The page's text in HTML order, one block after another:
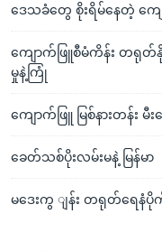
ဒေသခံတွေ စိုးရိမ်နေတဲ့ ကျ
ကျောက်ဖြူစီမံကိန်း တ
မှုနဲ့ကြုံ
ကျောက်ဖြူ မြစ်နားတန်း မီး
ခေတ်သစ်ပိုးလမ်းမနဲ့ မြန်မာ
မဒေးကွ ျန်း တရုတ်ရေနံ